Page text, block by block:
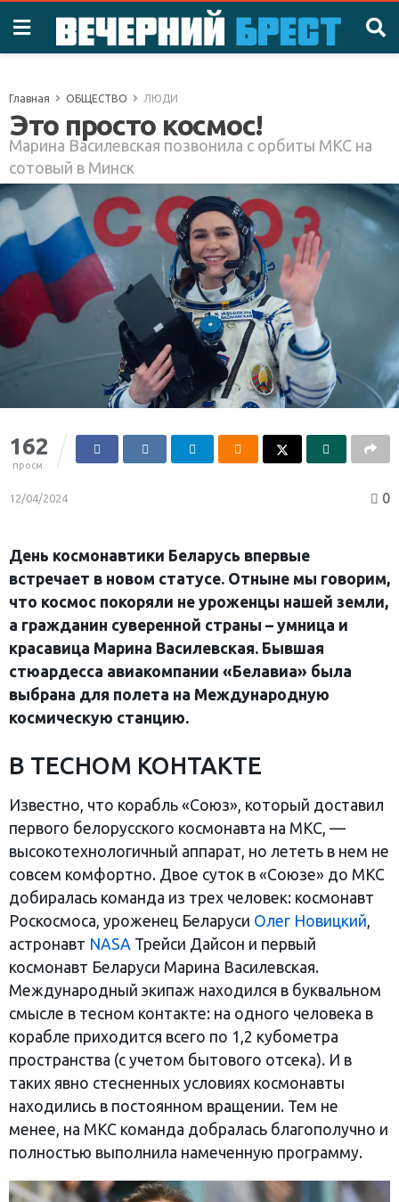
Главная ОБЩЕСТВО ЛЮДИ
Это просто космос!
Марина Василевская позвонила с орбиты МКС на
сотовый в Минск
162
просм.
12/04/2024 0
День космонавтики Беларусь впервые
встречает в новом статусе. Отныне мы говорим,
что космос покоряли не уроженцы нашей земли,
а гражданин суверенной страны – умница и
красавица Марина Василевская. Бывшая
стюардесса авиакомпании «Белавиа» была
выбрана для полета на Международную
космическую станцию.
В ТЕСНОМ КОНТАКТЕ
Известно, что корабль «Союз», который доставил
первого белорусского космонавта на МКС, —
высокотехнологичный аппарат, но лететь в нем не
совсем комфортно. Двое суток в «Союзе» до МКС
добиралась команда из трех человек: космонавт
Роскосмоса, уроженец Беларуси Олег Новицкий,
астронавт NASA Трейси Дайсон и первый
космонавт Беларуси Марина Василевская.
Международный экипаж находился в буквальном
смысле в тесном контакте: на одного человека в
корабле приходится всего по 1,2 кубометра
пространства (с учетом бытового отсека). И в
таких явно стесненных условиях космонавты
находились в постоянном вращении. Тем не
менее, на МКС команда добралась благополучно и
полностью выполнила намеченную программу.